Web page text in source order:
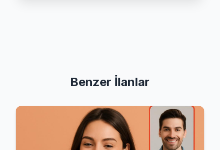
Benzer İlanlar